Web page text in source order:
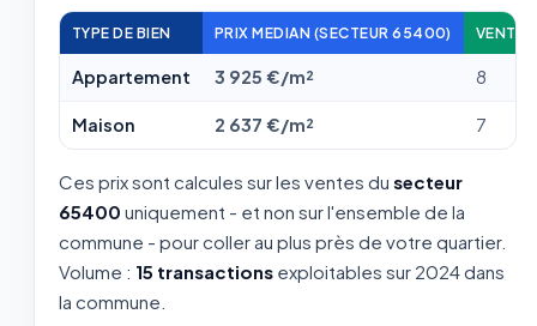
TYPE DE BIEN PRIX MEDIAN (SECTEUR 65400)
Appartement 3 925 €/m² 8
Maison 2 637 €/m² 7
Ces prix sont calcules sur les ventes du secteur
65400 uniquement - et non sur l'ensemble de la
commune - pour coller au plus près de votre quartier.
Volume : 15 transactions exploitables sur 2024 dans
la commune.